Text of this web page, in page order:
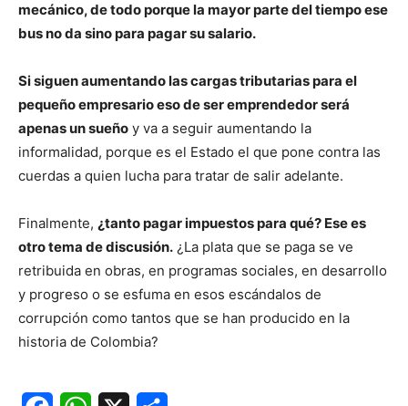
mecánico, de todo porque la mayor parte del tiempo ese
bus no da sino para pagar su salario.
Si siguen aumentando las cargas tributarias para el
pequeño empresario eso de ser emprendedor será
apenas un sueño y va a seguir aumentando la
informalidad, porque es el Estado el que pone contra las
cuerdas a quien lucha para tratar de salir adelante.
Finalmente, ¿tanto pagar impuestos para qué? Ese es
otro tema de discusión. ¿La plata que se paga se ve
retribuida en obras, en programas sociales, en desarrollo
y progreso o se esfuma en esos escándalos de
corrupción como tantos que se han producido en la
historia de Colombia?